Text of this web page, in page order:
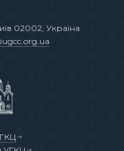
02002, Україна